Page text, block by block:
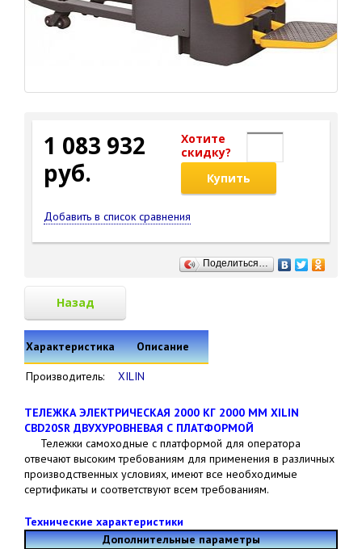
1 083 932
руб.
Хотите
cкидку?
Купить
Добавить в список сравнения
Поделиться…
Назад
Характеристика Описание
Производитель: XILIN
ТЕЛЕЖКА ЭЛЕКТРИЧЕСКАЯ 2000 КГ 2000 ММ XILIN
CBD20SR ДВУХУРОВНЕВАЯ С ПЛАТФОРМОЙ
Тележки самоходные с платформой для оператора
отвечают высоким требованиям для применения в различных
производственных условиях, имеют все необходимые
сертификаты и соответствуют всем требованиям.
Технические характеристики
Дополнительные параметры